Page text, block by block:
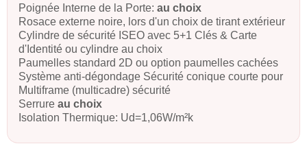
Poignée Interne de la Porte: au choix
Rosace externe noire, lors d'un choix de tirant extérieur
Cylindre de sécurité ISEO avec 5+1 Clés & Carte
d'Identité ou cylindre au choix
Paumelles standard 2D ou option paumelles cachées
Système anti-dégondage Sécurité conique courte pour
Multiframe (multicadre) sécurité
Serrure au choix
Isolation Thermique: Ud=1,06W/m²k